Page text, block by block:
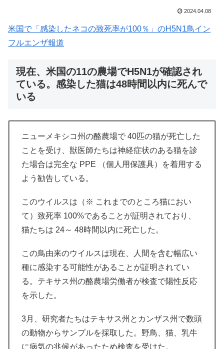
2024.04.08
米国で「感染したネコの致死率が100％」のH5N1鳥イン
フルエンザ報道
現在、米国の11の農場でH5N1が確認され
ている。感染した猫は48時間以内に死んで
いる
ニューメキシコ州の酪農場で 40匹の猫が死亡した
ことを受け、獣医師たちは神経症状のある猫を診
た場合は完全な PPE （個人用保護具）を着用する
よう勧告している。
このウイルスは（※ これまでのところ猫におい
て）致死率 100%であることが証明されており、
猫たちは 24～ 48時間以内に死亡した。
この鳥由来のウイルスは現在、人間を含む幅広い
種に感染する可能性があることが証明されてい
る。テキサス州の酪農場労働者が検査で陽性反応
を示した。
3月、研究者たちはテキサス州とカンザス州で数頭
の動物からサンプルを採取した。野鳥、猫、乳牛
に病気の兆候があったため検査を受けた。